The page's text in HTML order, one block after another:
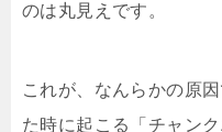
のは丸見えです。
これが、なんらかの原
た時に起こる「チャン